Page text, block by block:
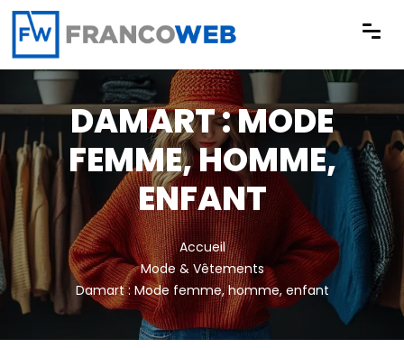
Panneau de gestion des cookies
DAMART : MODE
FEMME, HOMME,
ENFANT
Accueil
Mode & Vêtements
Damart : Mode femme, homme, enfant